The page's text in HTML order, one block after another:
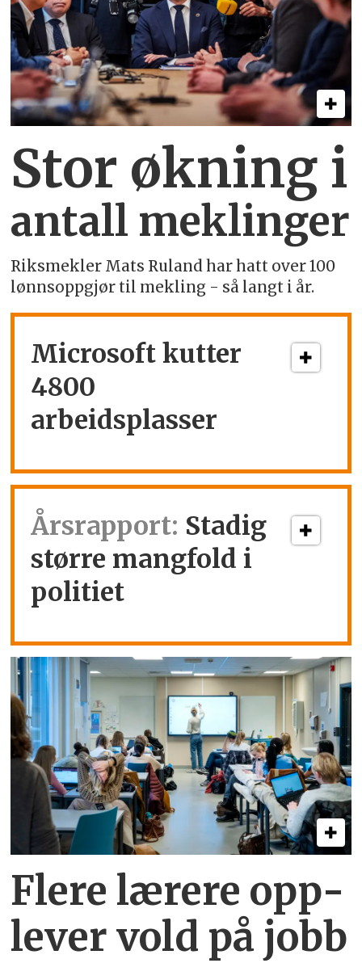
Stor økning i
antall meklinger
Riksmekler Mats Ruland har hatt over 100
lønnsoppgjør til mekling - så langt i år.
Microsoft kutter
4800
arbeidsplasser
Årsrapport: Stadig
større mangfold i
politiet
Flere lærere opp­
lever vold på jobb